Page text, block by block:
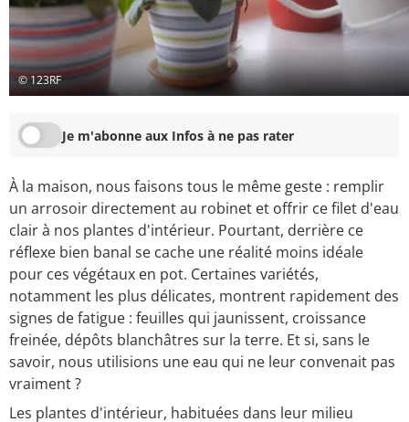
© 123RF
Je m'abonne aux Infos à ne pas rater
À la maison, nous faisons tous le même geste : remplir
un arrosoir directement au robinet et offrir ce filet d'eau
clair à nos plantes d'intérieur. Pourtant, derrière ce
réflexe bien banal se cache une réalité moins idéale
pour ces végétaux en pot. Certaines variétés,
notamment les plus délicates, montrent rapidement des
signes de fatigue : feuilles qui jaunissent, croissance
freinée, dépôts blanchâtres sur la terre. Et si, sans le
savoir, nous utilisions une eau qui ne leur convenait pas
vraiment ?
Les plantes d'intérieur, habituées dans leur milieu